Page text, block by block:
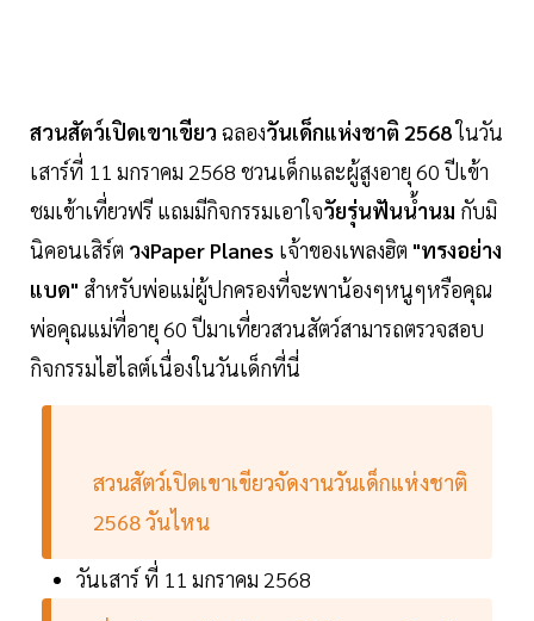
สวนสัตว์เปิดเขาเขียว ฉลองวันเด็กแห่งชาติ 2568ในวัน
เสาร์ที่ 11 มกราคม 2568 ชวนเด็กและผู้สูงอายุ 60 ปีเข้า
ชมเข้าเที่ยวฟรี แถมมีกิจกรรมเอาใจวัยรุ่นฟันน้ำนม กับมิ
นิคอนเสิร์ต วงPaper Planes เจ้าของเพลงฮิต "ทรงอย่าง
แบด" สำหรับพ่อแม่ผู้ปกครองที่จะพาน้องๆหนูๆหรือคุณ
พ่อคุณแม่ที่อายุ 60 ปีมาเที่ยวสวนสัตว์สามารถตรวจสอบ
กิจกรรมไฮไลต์เนื่องในวันเด็กที่นี่
สวนสัตว์เปิดเขาเขียวจัดงานวันเด็กแห่งชาติ
2568 วันไหน
วันเสาร์ ที่ 11 มกราคม 2568